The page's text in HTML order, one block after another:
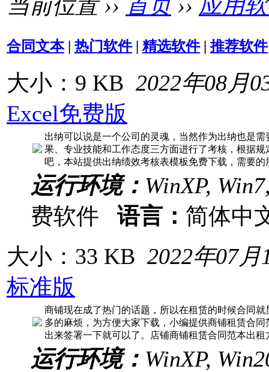
当前位置 ›› 首页›› 应用
合同文本| 热门软件| 精选软件| 推荐软件
大小：9 KB 2022年08月
Excel免费版
出纳可以说是一个公司的灵魂，当然作为出纳也是
果、专业技能和工作态度三方面进行了考核，根据
吧，本站提供出纳绩效考核表模板免费下载，需要的
运行环境： WinXP,
费软件 语言： 简体中
大小：33 KB 2022年07月
标准版
商铺现在成了热门的话题，所以在租赁的时候合同
多的麻烦，为方便大家下载，小编提供商铺租赁合
出来签署一下就可以了。店铺商铺租赁合同范本出租
运行环境： WinXP,